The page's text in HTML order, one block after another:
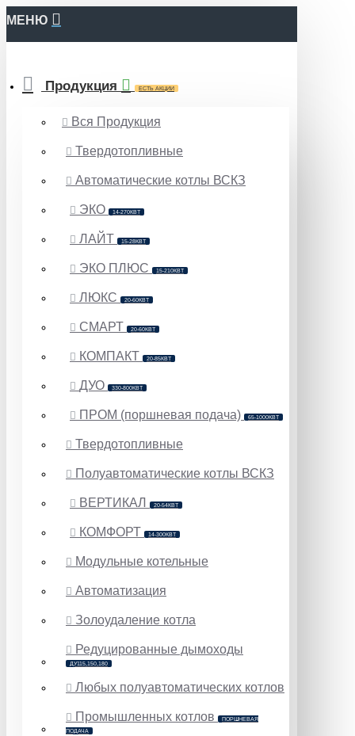
МЕНЮ
Продукция ЕСТЬ АКЦИИ
Вся Продукция
Твердотопливные
Автоматические котлы ВСКЗ
ЭКО 14-270КВТ
ЛАЙТ 15-28КВТ
ЭКО ПЛЮС 15-210КВТ
ЛЮКС 20-60КВТ
СМАРТ 20-60КВТ
КОМПАКТ 20-85КВТ
ДУО 330-800КВТ
ПРОМ (поршневая подача) 65-1000КВТ
Твердотопливные
Полуавтоматические котлы ВСКЗ
ВЕРТИКАЛ 20-54КВТ
КОМФОРТ 14-300КВТ
Модульные котельные
Автоматизация
Золоудаление котла
Редуцированные дымоходы
ДУ115,150,180
Любых полуавтоматических котлов
Промышленных котлов ПОРШНЕВАЯ
ПОДАЧА